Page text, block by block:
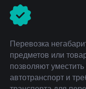
Перевозка
предметов или
позволяют
автотранспорт и
делить на
Это предметы, вес или
которых превышает
автоперевозок лимиты.
1. Тяжеловесные